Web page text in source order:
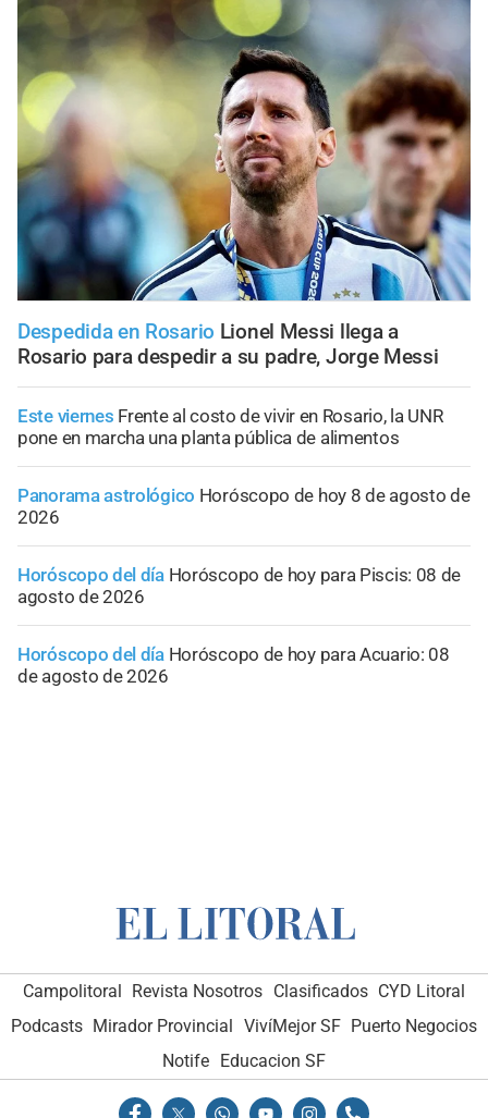
Despedida en Rosario Lionel Messi llega a
Rosario para despedir a su padre, Jorge Messi
Este viernes Frente al costo de vivir en Rosario, la UNR
pone en marcha una planta pública de alimentos
Panorama astrológico Horóscopo de hoy 8 de agosto de
2026
Horóscopo del día Horóscopo de hoy para Piscis: 08 de
agosto de 2026
Horóscopo del día Horóscopo de hoy para Acuario: 08
de agosto de 2026
Campolitoral Revista Nosotros Clasificados CYD Litoral
Podcasts Mirador Provincial VivíMejor SF Puerto Negocios
Notife Educacion SF